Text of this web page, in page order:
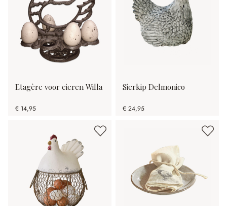
Etagère voor eieren Willa
€ 14,95
Sierkip Delmonico
€ 24,95